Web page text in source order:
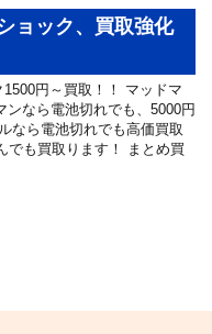
ョック、買取強化
円～買取！！ マッドマ
ンなら電池切れでも、5000円
なら電池切れでも高価買取
でも買取ります！ まとめ買